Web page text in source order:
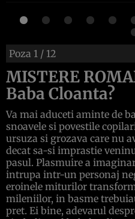
Poza 1 / 12
MISTERE
Baba Cloanta?
Va mai aduceti aminte de
snoavele si povestile
ursuza si grozava care nu
decat sa-si imprastie
pasul. Plasmuire a
intrupa intr-un personaj
eroinele miturilor
mileniilor, in basme
pret. Ei bine, adevarul